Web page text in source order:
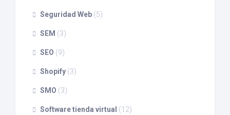
Seguridad Web (5)
SEM (3)
SEO (9)
Shopify (3)
SMO (3)
Software tienda virtual (12)